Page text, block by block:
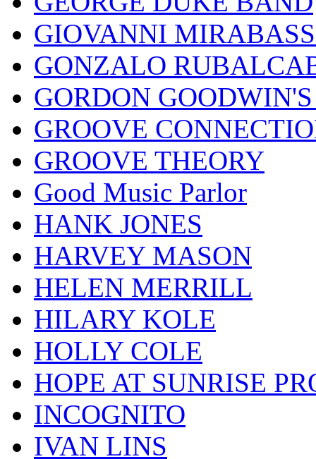
GIOVANNI
GONZALO
GORDON
GROOVE
GROOVE THEORY
Good Music Parlor
HANK JONES
HARVEY MASON
HELEN MERRILL
HILARY KOLE
HOLLY COLE
HOPE AT SUNRISE
INCOGNITO
IVAN LINS